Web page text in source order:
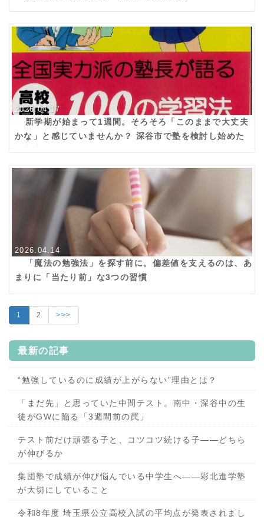
2026.04.17
新学期が始まって1週間。そろそろ「このままで大丈夫
かな」と感じていませんか？ 深谷市で塾を検討し始めた
2026.04.14
「魔法の勉強法」を探す前に。偏差値を支えるのは、あ
まりに「当たり前」な3つの習慣
1 2 >>>
最新の記事
“勉強しているのに成績が上がらない”理由とは？
「まだ先」と思っていた中間テスト。南中・深谷中の生
徒がGWに陥る「3週間前の罠」
テスト前だけ頑張る子と、コツコツ続ける子——どちら
が伸びるか
集団塾で成績が伸び悩んでいる中学生へ——彩北進学塾
が大切にしていること
令和8年度 埼玉県公立高校入試の平均点が発表されまし